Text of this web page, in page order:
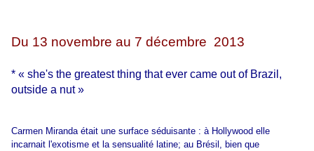
Du 13 novembre au 7 décembre 2013
* « she's the greatest thing that ever came out of Brazil,
outside a nut »
Carmen Miranda était une surface séduisante : à Hollywood elle
incarnait l'exotisme et la sensualité latine; au Brésil, bien que